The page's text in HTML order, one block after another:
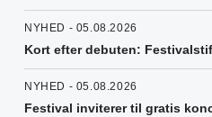
NYHED - 05.08.2026
Kort efter debuten:
NYHED - 05.08.2026
Festival inviterer til gratis